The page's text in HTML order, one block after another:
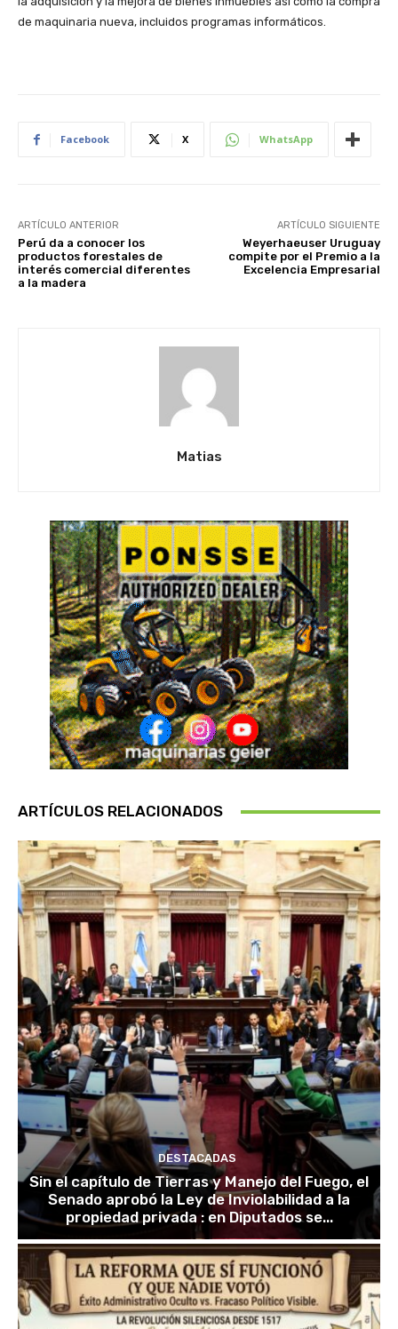
de maquinaria nueva, incluidos programas informáticos.
Facebook X WhatsApp
ARTÍCULO ANTERIOR
Perú da a conocer los
productos forestales de
interés comercial diferentes
a la madera
ARTÍCULO SIGUIENTE
Weyerhaeuser Uruguay
compite por el Premio a la
Excelencia Empresarial
Matias
ARTÍCULOS RELACIONADOS
DESTACADAS
Sin el capítulo de Tierras y Manejo del Fuego, el
Senado aprobó la Ley de Inviolabilidad a la
propiedad privada : en Diputados se...